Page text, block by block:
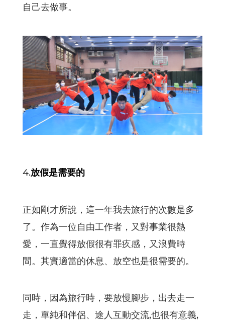
自己去做事。
4.放假是需要的
正如剛才所說，這一年我去旅行的次數是多
了。作為一位自由工作者，又對事業很熱
愛，一直覺得放假很有罪疚感，又浪費時
間。其實適當的休息、放空也是很需要的。
同時，因為旅行時，要放慢腳步，出去走一
走，單純和伴侶、途人互動交流,也很有意義,